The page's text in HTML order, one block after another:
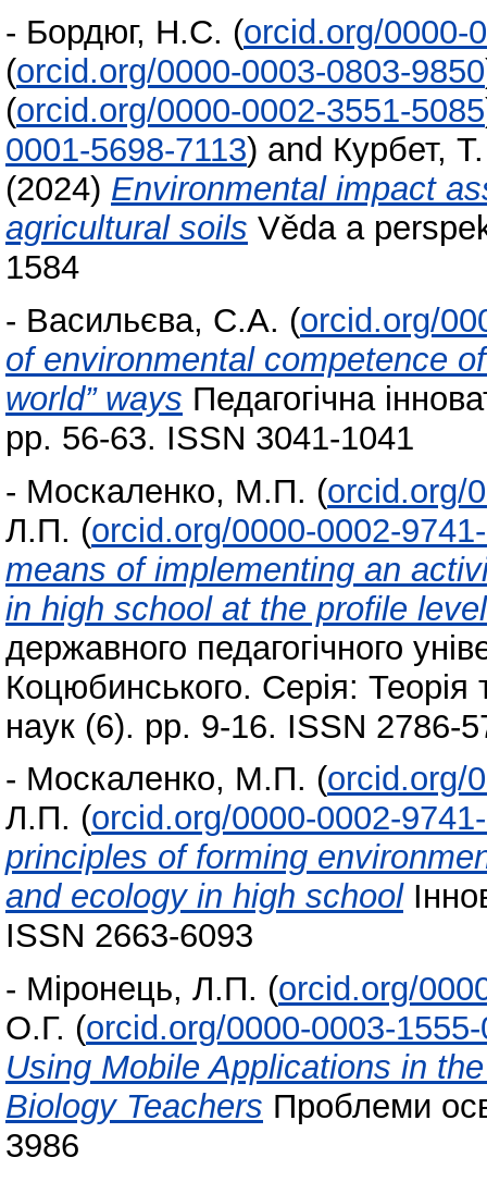
- Бордюг, Н.С. (orcid.org/0000-
(orcid.org/0000-0003-0803-9850
(orcid.org/0000-0002-3551-5085
0001-5698-7113) and Курбет, Т.
(2024) Environmental impact
agricultural soils Věda a
1584
- Васильєва, С.А. (orcid.org/
of environmental competence
world” ways Педагогічна
pp. 56-63. ISSN 3041-1041
- Москаленко, М.П. (orcid.org/
Л.П. (orcid.org/0000-0002-
means of implementing an
in high school at the profile level
державного педагогічного
Коцюбинського. Серія:
наук (6). pp. 9-16. ISSN 2786-
- Москаленко, М.П. (orcid.org/
Л.П. (orcid.org/0000-0002-
principles of forming
and ecology in high school
ISSN 2663-6093
- Міронець, Л.П. (orcid.org/
О.Г. (orcid.org/0000-0003-
Using Mobile Applications in
Biology Teachers Проблеми
3986